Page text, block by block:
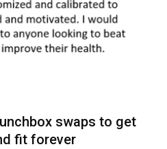
swaps to get
fit forever